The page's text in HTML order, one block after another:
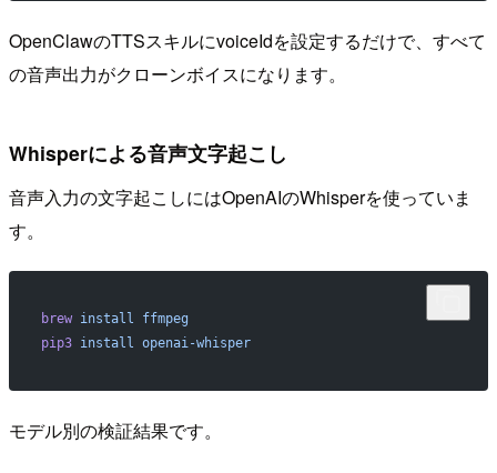
OpenClawのTTSスキルにvoiceIdを設定するだけで、すべて
の音声出力がクローンボイスになります。
Whisperによる音声文字起こし
音声入力の文字起こしにはOpenAIのWhisperを使っていま
す。
brew install ffmpeg
pip3 install openai-whisper
モデル別の検証結果です。